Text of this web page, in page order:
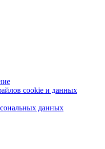
cookie и данных
данных